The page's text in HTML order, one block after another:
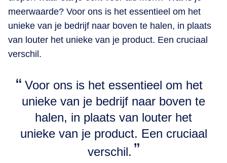
meerwaarde? Voor ons is het essentieel om het
unieke van je bedrijf naar boven te halen, in plaats
van louter het unieke van je product. Een cruciaal
verschil.
​Voor ons is het essentieel om het
unieke van je bedrijf naar boven te
halen, in plaats van louter het
unieke van je product. Een cruciaal
verschil.